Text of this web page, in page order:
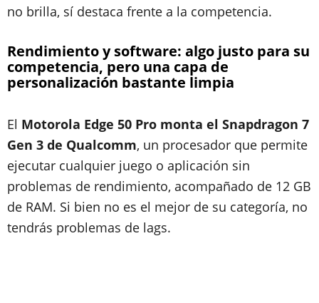
no brilla, sí destaca frente a la competencia.
Rendimiento y software: algo justo para su
competencia, pero una capa de
personalización bastante limpia
El Motorola Edge 50 Pro monta el Snapdragon 7
Gen 3 de Qualcomm, un procesador que permite
ejecutar cualquier juego o aplicación sin
problemas de rendimiento, acompañado de 12 GB
de RAM. Si bien no es el mejor de su categoría, no
tendrás problemas de lags.